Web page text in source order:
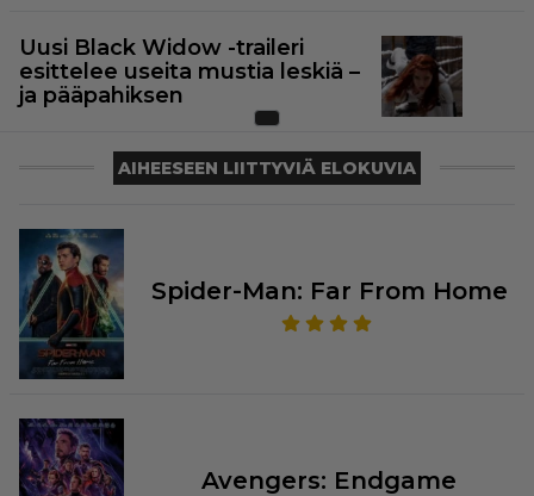
Uusi Black Widow -traileri
esittelee useita mustia leskiä –
ja pääpahiksen
AIHEESEEN LIITTYVIÄ ELOKUVIA
Spider-Man: Far From Home
Avengers: Endgame